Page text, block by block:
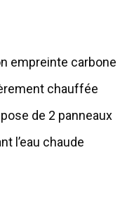
empreinte carbone
chauffée
de 2 panneaux
l’eau chaude